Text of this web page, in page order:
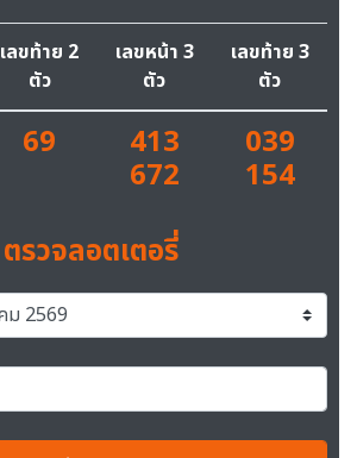
เลขท้าย 2
ตัว
เลขหน้า 3
ตัว
เลขท้าย 3
ตัว
69 413
672
039
154
ตรวจลอตเตอรี่